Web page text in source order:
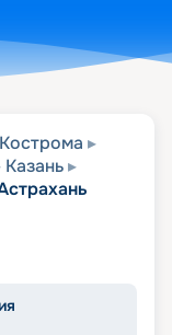
Кострома
Казань